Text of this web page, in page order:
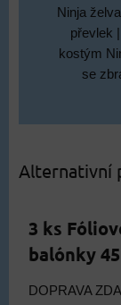
Ninja
převlek
kostým
se
Alternativní
3 ks
balónky
DOPRAVA